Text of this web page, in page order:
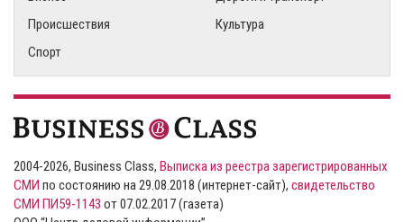
Происшествия
Культура
Спорт
2004-2026, Business Class, Выписка из реестра зарегистрированных
СМИ по состоянию на 29.08.2018 (интернет-сайт), свидетельство
СМИ ПИ59-1143 от 07.02.2017 (газета)